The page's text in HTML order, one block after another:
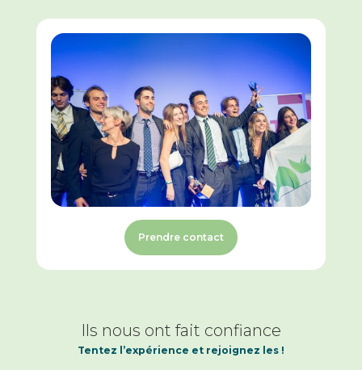
Prendre contact
Ils nous ont fait confiance
Tentez l’expérience et rejoignez les !